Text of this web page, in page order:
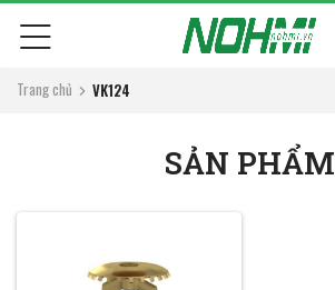
Trang chủ VK124
SẢN PHẨM